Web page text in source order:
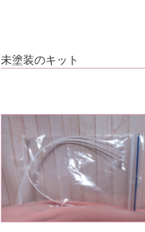
未塗装のキット